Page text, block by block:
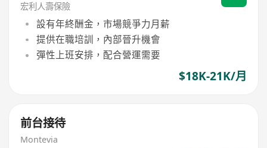
宏利人壽保險
設有年終酬金，市場競爭力月薪
提供在職培訓，內部晉升機會
彈性上班安排，配合營運需要
$18K-21K/月
前台接待
Montevia